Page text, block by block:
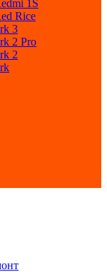
1S
Rice
3
2 Pro
2